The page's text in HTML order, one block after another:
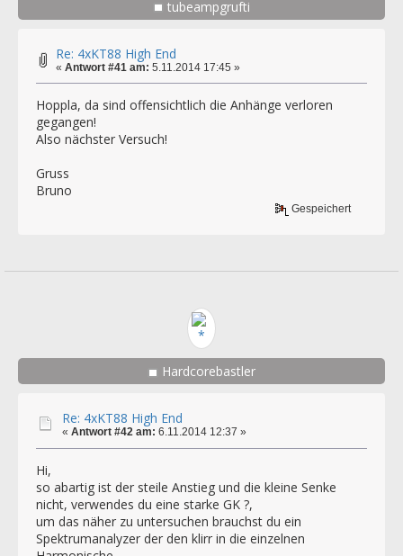
tubeampgrufti
Re: 4xKT88 High End
« Antwort #41 am: 5.11.2014 17:45 »
Hoppla, da sind offensichtlich die Anhänge verloren
gegangen!
Also nächster Versuch!
Gruss
Bruno
Gespeichert
Hardcorebastler
Re: 4xKT88 High End
« Antwort #42 am: 6.11.2014 12:37 »
Hi,
so abartig ist der steile Anstieg und die kleine Senke
nicht, verwendes du eine starke GK ?,
um das näher zu untersuchen brauchst du ein
Spektrumanalyzer der den klirr in die einzelnen